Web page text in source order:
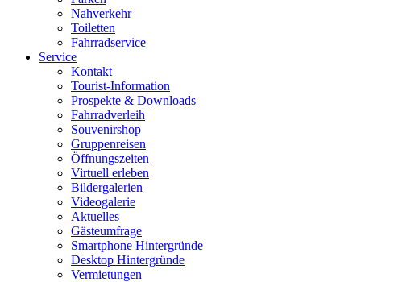
Nahverkehr
Toiletten
Fahrradservice
Service
Kontakt
Tourist-Information
Prospekte & Downloads
Fahrradverleih
Souvenirshop
Gruppenreisen
Öffnungszeiten
Virtuell erleben
Bildergalerien
Videogalerie
Aktuelles
Gästeumfrage
Smartphone Hintergründe
Desktop Hintergründe
Vermietungen